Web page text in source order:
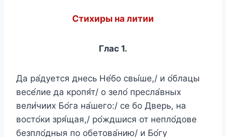
Стихиры на литии
Глас 1.
Да ра́дуется днесь Не́бо свы́ше,/ и о́блацы
весе́лие да кропя́т/ о зело́ пресла́вных
вели́чиих Бо́га на́шего:/ се бо Дверь, на
восто́ки зря́щая,/ ро́ждшися от непло́дове
безпло́дныя по обетова́нию/ и Бо́гу